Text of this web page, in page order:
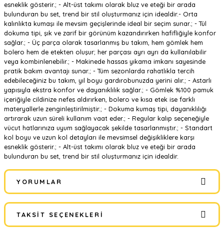
esneklik gösterir.; - Alt-üst takımı olarak bluz ve eteği bir arada
bulunduran bu set, trend bir stil oluşturmanız için idealdir.- Orta
kalınlıkta kumaşı ile mevsim geçişlerinde ideal bir seçim sunar.; - Tül
dokuma tipi, şık ve zarif bir görünüm kazandırırken hafifliğiyle konfor
sağlar.; - Üç parça olarak tasarlanmış bu takım, hem gömlek hem
bolero hem de etekten oluşur; her parçası ayrı ayrı da kullanılabilir
veya kombinlenebilir.; - Makinede hassas yıkama imkanı sayesinde
pratik bakım avantajı sunar.; - Tüm sezonlarda rahatlıkla tercih
edebileceğiniz bu takım, yıl boyu gardırobunuzda yerini alır.; - Astarlı
yapısıyla ekstra konfor ve dayanıklılık sağlar.; - Gömlek %100 pamuk
içeriğiyle cildinize nefes aldırırken, bolero ve kısa etek ise farklı
materyallerle zenginleştirilmiştir.; - Dokuma kumaş tipi, dayanıklılığı
artırarak uzun süreli kullanım vaat eder.; - Regular kalıp seçeneğiyle
vücut hatlarınıza uyum sağlayacak şekilde tasarlanmıştır.; - Standart
kol boyu ve uzun kol detayları ile mevsimsel değişikliklere karşı
esneklik gösterir.; - Alt-üst takımı olarak bluz ve eteği bir arada
bulunduran bu set, trend bir stil oluşturmanız için idealdir.
YORUMLAR
Bu ürüne ilk yorumu siz yapın!
TAKSIT SEÇENEKLERI